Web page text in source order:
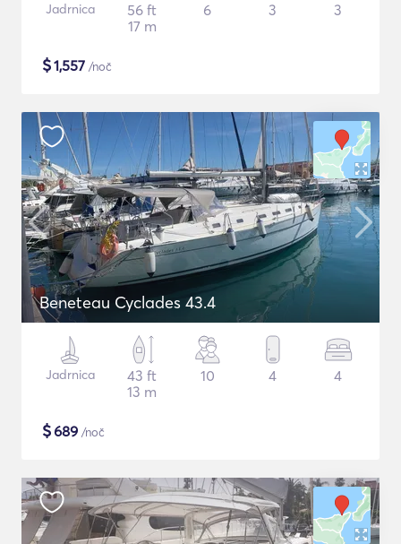
Jadrnica
56 ft
17 m
6 3 3
$1,557 /noč
Beneteau Cyclades 43.4
Jadrnica
43 ft
13 m
10 4 4
$689 /noč